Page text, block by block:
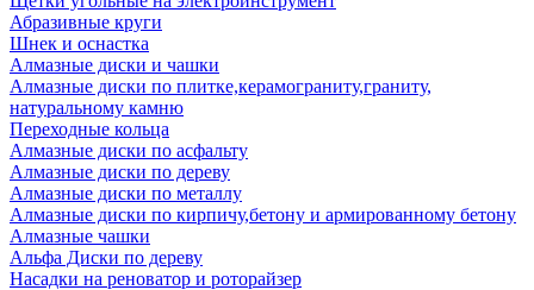
Абразивные круги
Шнек и оснастка
Алмазные диски и чашки
Алмазные диски по плитке,керамограниту,граниту,
натуральному камню
Переходные кольца
Алмазные диски по асфальту
Алмазные диски по дереву
Алмазные диски по металлу
Алмазные диски по кирпичу,бетону и армированному бетону
Алмазные чашки
Альфа Диски по дереву
Насадки на реноватор и роторайзер